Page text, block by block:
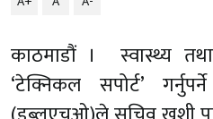
काठमाडौं । स्वास्थ्य
‘टेक्निकल सपोर्ट’